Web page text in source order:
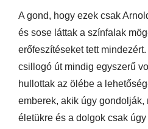
A gond, hogy ezek csak
és sose láttak a színfalak
erőfeszítéseket tett
csillogó út mindig egyszerű
hullottak az ölébe a
emberek, akik úgy
életükre és a dolgok csak